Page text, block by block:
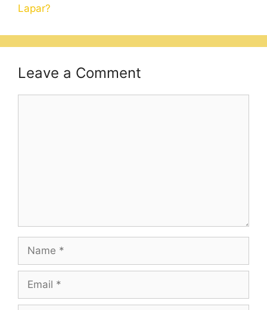
Lapar?
Leave a Comment
Name
Email